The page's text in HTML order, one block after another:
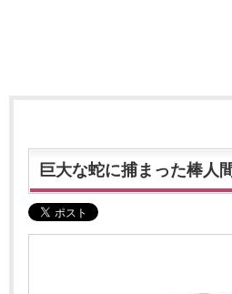
巨大な蛇に捕まった棒人